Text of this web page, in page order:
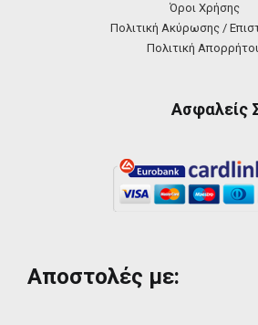
Όροι Χρήσης
Πολιτική Ακύρωσης /
Πολιτική
Ασφαλείς
Αποστολές με: